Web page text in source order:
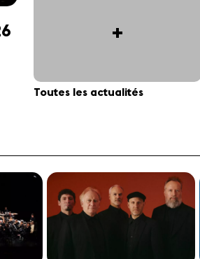
+
Toutes les actualités